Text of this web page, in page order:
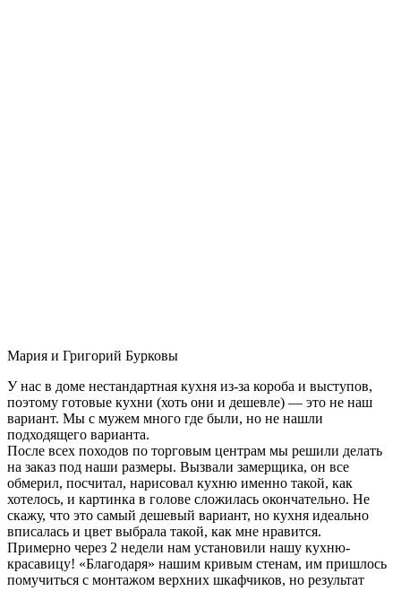
Мария и Григорий Бурковы
У нас в доме нестандартная кухня из-за короба и выступов,
поэтому готовые кухни (хоть они и дешевле) — это не наш
вариант. Мы с мужем много где были, но не нашли
подходящего варианта.
После всех походов по торговым центрам мы решили делать
на заказ под наши размеры. Вызвали замерщика, он все
обмерил, посчитал, нарисовал кухню именно такой, как
хотелось, и картинка в голове сложилась окончательно. Не
скажу, что это самый дешевый вариант, но кухня идеально
вписалась и цвет выбрала такой, как мне нравится.
Примерно через 2 недели нам установили нашу кухню-
красавицу! «Благодаря» нашим кривым стенам, им пришлось
помучиться с монтажом верхних шкафчиков, но результат